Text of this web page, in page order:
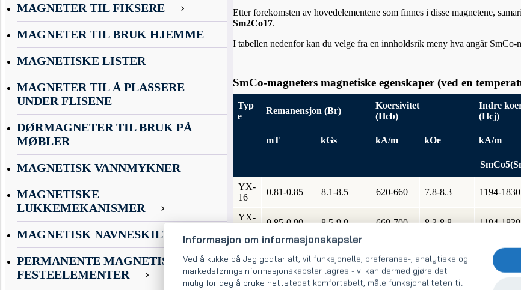
MAGNETER TIL FIKSERE
MAGNETER TIL BRUK HJEMME
MAGNETISKE LISTER
MAGNETER TIL Å PLASSERE
UNDER FLISENE
DØRMAGNETER TIL BRUK PÅ
MØBLER
MAGNETISK VANNMYKNER
MAGNETISKE
LUKKEMEKANISMER
MAGNETISK NAVNESKILT
PERMANENTE MAGNETISKE
FESTEELEMENTER
Etter forekomsten av hovedelementene som finnes i disse magnetene,
Sm2Co17.
I tabellen nedenfor kan du velge fra en innholdsrik meny hva angår SmCo-
SmCo-magneters magnetiske egenskaper (ved en
Typ
e
Remanensjon (Br)
Koersivitet
(Hcb)
Indre
(Hcj)
mT kGs kA/m kOe kA/m
YX-
16
0.81-0.85 8.1-8.5 620-660 7.8-8.3 1194-1830
YX-
0.85-0.90 8.5-9.0 660-700 8.3-8.8 1194-1830
20
0.90-0.94 9.0-9.4 676-725 8.5-9.1 1194-1830
YX-
0.92-0.96 9.2-9.6 710-748 8.9-9.4
Informasjon om informasjonskapsler
Ved å klikke på Jeg godtar alt, vil funksjonelle, preferanse-, analytiske og
markedsføringsinformasjonskapsler lagres - vi kan dermed gjøre det
mulig for deg å bruke nettstedet komfortabelt, måle funksjonaliteten til